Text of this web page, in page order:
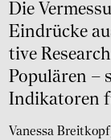
Die
Eindrü­cke
tive
Popu­lä­ren –
Indi­ka­to­ren
Vanessa Breitkopf